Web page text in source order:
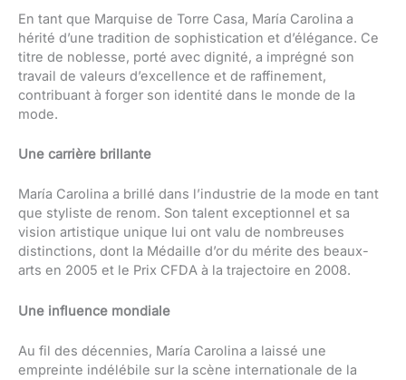
En tant que Marquise de Torre Casa, María Carolina a
hérité d’une tradition de sophistication et d’élégance. Ce
titre de noblesse, porté avec dignité, a imprégné son
travail de valeurs d’excellence et de raffinement,
contribuant à forger son identité dans le monde de la
mode.
Une carrière brillante
María Carolina a brillé dans l’industrie de la mode en tant
que styliste de renom. Son talent exceptionnel et sa
vision artistique unique lui ont valu de nombreuses
distinctions, dont la Médaille d’or du mérite des beaux-
arts en 2005 et le Prix CFDA à la trajectoire en 2008.
Une influence mondiale
Au fil des décennies, María Carolina a laissé une
empreinte indélébile sur la scène internationale de la